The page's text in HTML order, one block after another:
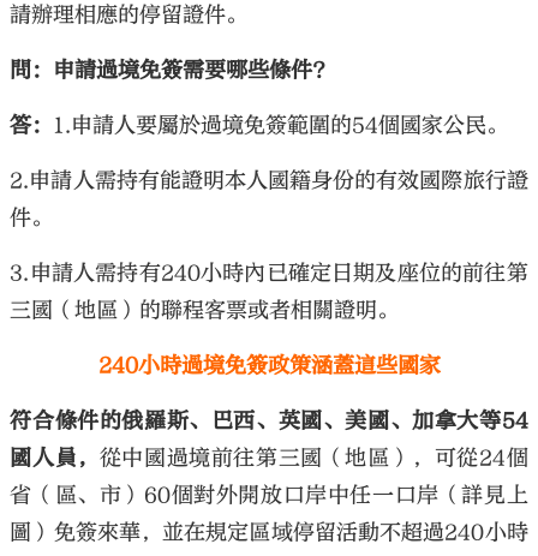
請辦理相應的停留證件。
問：申請過境免簽需要哪些條件？
答： 1.申請人要屬於過境免簽範圍的54個國家公民。
2.申請人需持有能證明本人國籍身份的有效國際旅行證
件。
3.申請人需持有240小時內已確定日期及座位的前往第
三國（地區）的聯程客票或者相關證明。
240小時過境免簽政策涵蓋這些國家
符合條件的俄羅斯、巴西、英國、美國、加拿大等54
國人員， 從中國過境前往第三國（地區），可從24個
省（區、市）60個對外開放口岸中任一口岸（詳見上
圖）免簽來華，並在規定區域停留活動不超過240小時